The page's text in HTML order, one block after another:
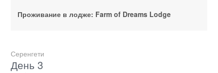
Проживание в лодже: Farm of Dreams Lodge
Серенгети
День 3